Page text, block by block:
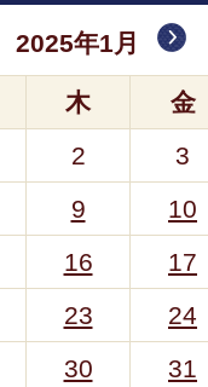
2025年1月
木
金
2
3
9
10
16
17
23
24
30 31